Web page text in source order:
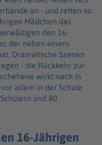
an - und retten so
Mädchen das
den 16-
der neben einem
Dramatische Szenen
- die Rückkehr zur
wirkt nach in
allem in der Schule
und 80
16-Jährigen